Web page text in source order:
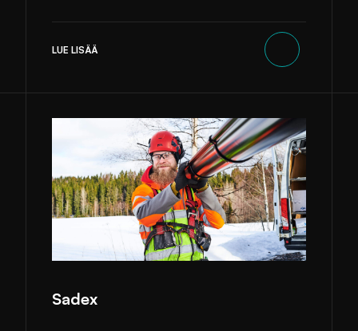
LUE LISÄÄ
Sadex